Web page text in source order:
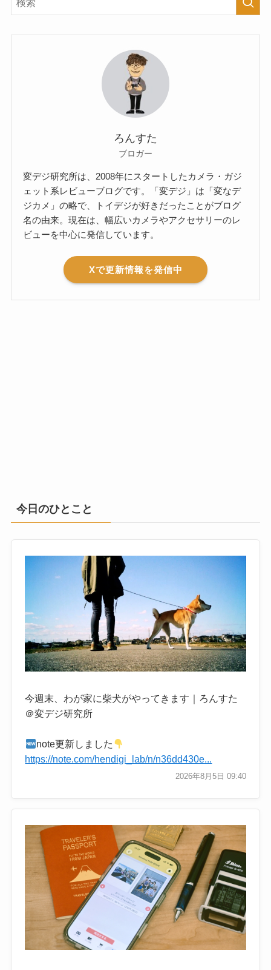
ろんすた
ブロガー
変デジ研究所は、2008年にスタートしたカメラ・ガジ
ェット系レビューブログです。「変デジ」は「変なデ
ジカメ」の略で、トイデジが好きだったことがブログ
名の由来。現在は、幅広いカメラやアクセサリーのレ
ビューを中心に発信しています。
Xで更新情報を発信中
今日のひとこと
今週末、わが家に柴犬がやってきます｜ろんすた
＠変デジ研究所
note更新しました
https://note.com/hendigi_lab/n/n36dd430e...
2026年8月5日 09:40